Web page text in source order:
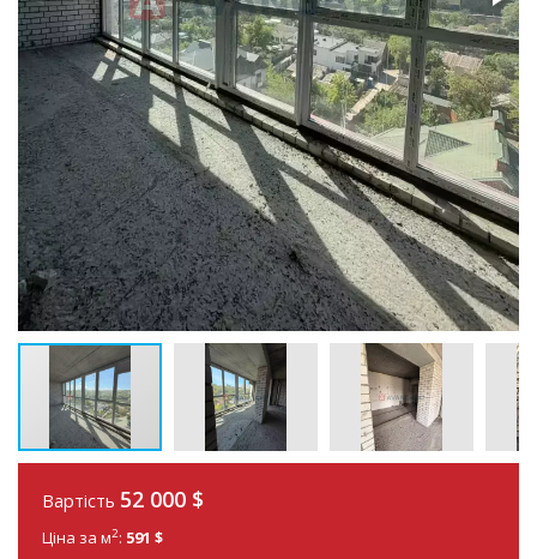
Вартість 52 000 $
Ціна за м2: 591 $